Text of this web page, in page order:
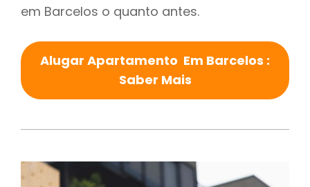
em Barcelos o quanto antes.
Alugar Apartamento Em Barcelos :
Saber Mais